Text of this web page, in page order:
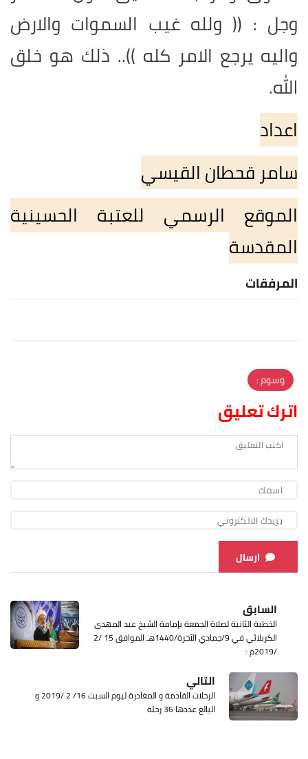
وجل : (( ولله غيب السموات والارض
واليه يرجع الامر كله )).. ذلك هو خلق
الله.
اعداد
سامر قحطان القيسي
الموقع الرسمي للعتبة الحسينية
المقدسة
المرفقات
وسوم :
اترك تعليق
ارسال
السابق
الخطبة الثانية لصلاة الجمعة بإمامة الشيخ عبد المهدي
الكربلائي في 9/جمادي الآخرة/1440هـ الموافق 15 /2
/2019م :
التالي
الرحلات القادمة و المغادرة ليوم السبت 16/ 2 /2019 و
البالغ عددها 36 رحلة